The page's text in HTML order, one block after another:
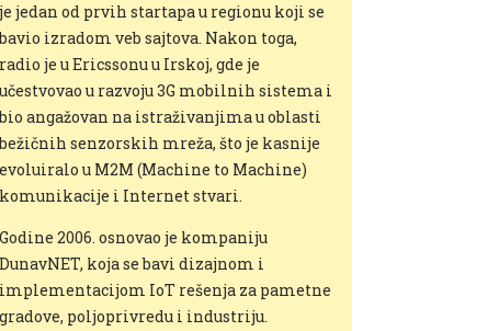
je jedan od prvih startapa u regionu koji se
izradom veb sajtova. Nakon toga,
radio je u Ericssonu u Irskoj, gde je
učestvovao u razvoju 3G mobilnih sistema i
angažovan na istraživanjima u oblasti
senzorskih mreža, što je kasnije
evoluiralo u M2M (Machine to Machine)
komunikacije i Internet stvari.
Godine 2006. osnovao je kompaniju
DunavNET, koja se bavi dizajnom i
implementacijom IoT rešenja za pametne
gradove, poljoprivredu i industriju.